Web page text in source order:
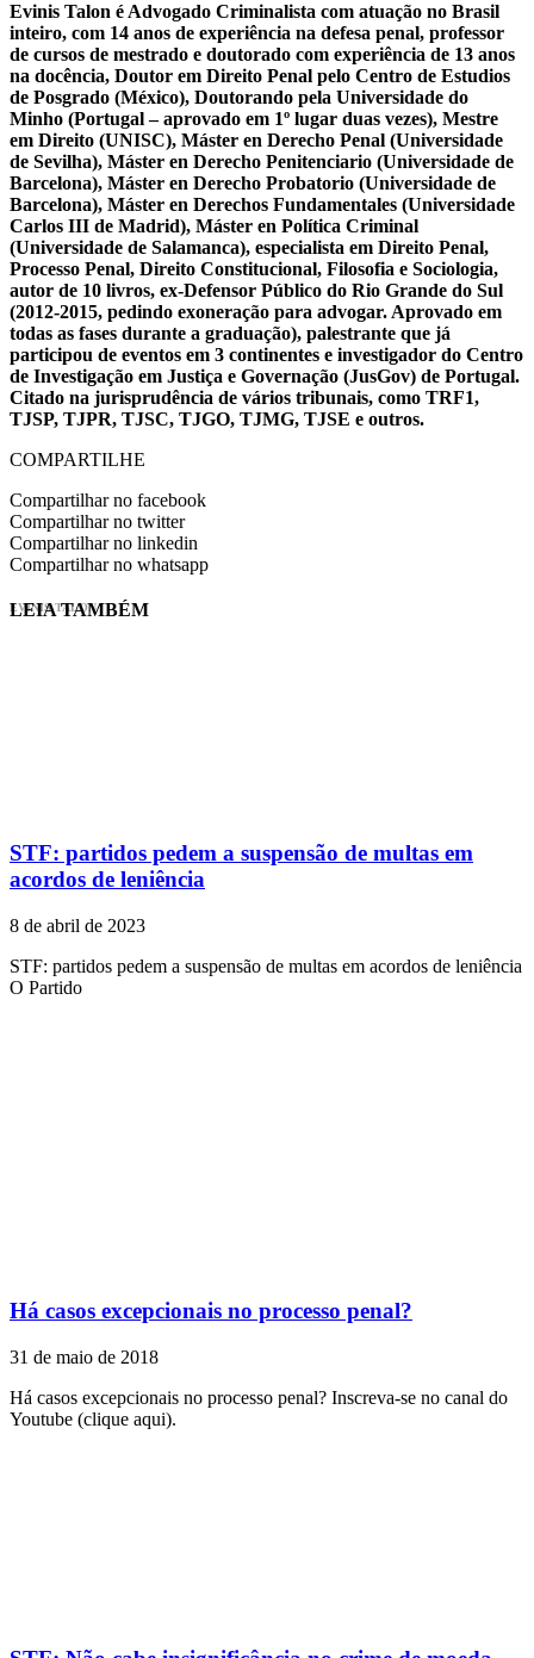
Evinis Talon é Advogado Criminalista com atuação no Brasil
inteiro, com 14 anos de experiência na defesa penal, professor
de cursos de mestrado e doutorado com experiência de 13 anos
na docência, Doutor em Direito Penal pelo Centro de Estudios
de Posgrado (México), Doutorando pela Universidade do
Minho (Portugal – aprovado em 1º lugar duas vezes), Mestre
em Direito (UNISC), Máster en Derecho Penal (Universidade
de Sevilha), Máster en Derecho Penitenciario (Universidade de
Barcelona), Máster en Derecho Probatorio (Universidade de
Barcelona), Máster en Derechos Fundamentales (Universidade
Carlos III de Madrid), Máster en Política Criminal
(Universidade de Salamanca), especialista em Direito Penal,
Processo Penal, Direito Constitucional, Filosofia e Sociologia,
autor de 10 livros, ex-Defensor Público do Rio Grande do Sul
(2012-2015, pedindo exoneração para advogar. Aprovado em
todas as fases durante a graduação), palestrante que já
participou de eventos em 3 continentes e investigador do Centro
de Investigação em Justiça e Governação (JusGov) de Portugal.
Citado na jurisprudência de vários tribunais, como TRF1,
TJSP, TJPR, TJSC, TJGO, TJMG, TJSE e outros.
COMPARTILHE
Compartilhar no facebook
Compartilhar no twitter
Compartilhar no linkedin
Compartilhar no whatsapp
EVINIS TALON
LEIA TAMBÉM
STF: partidos pedem a suspensão de multas em
acordos de leniência
8 de abril de 2023
STF: partidos pedem a suspensão de multas em acordos de leniência
O Partido
Há casos excepcionais no processo penal?
31 de maio de 2018
Há casos excepcionais no processo penal? Inscreva-se no canal do
Youtube (clique aqui).